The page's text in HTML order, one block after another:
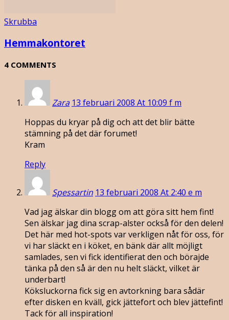
Skrubba
Hemmakontoret
4 COMMENTS
Zara 13 februari 2008 At 10:09 f m
Hoppas du kryar på dig och att det blir bätte
stämning på det där forumet!
Kram
Reply
Spessartin 13 februari 2008 At 2:40 e m
Vad jag älskar din blogg om att göra sitt hem fint!
Sen älskar jag dina scrap-alster också för den delen!
Det här med hot-spots var verkligen nåt för oss, för
vi har släckt en i köket, en bänk där allt möjligt
samlades, sen vi fick identifierat den och börajde
tänka på den så är den nu helt släckt, vilket är
underbart!
Köksluckorna fick sig en avtorkning bara sådär
efter disken en kväll, gick jättefort och blev jättefint!
Tack för all inspiration!